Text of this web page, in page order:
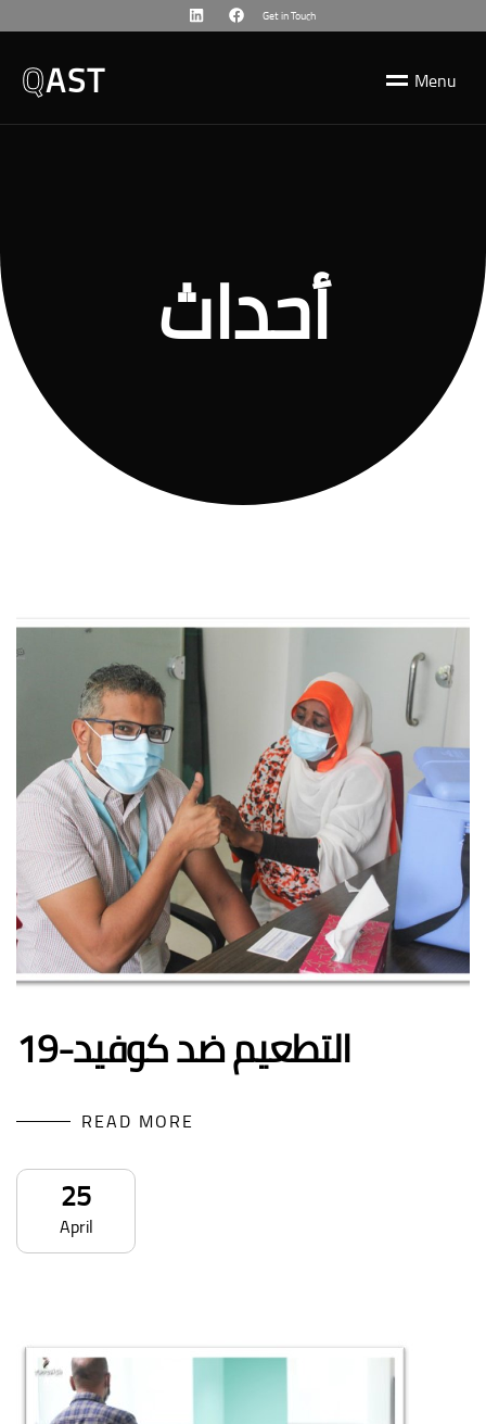
Get in Touch
QAST Menu
أحداث
التطعيم ضد كوفيد-19
READ MORE
25
April